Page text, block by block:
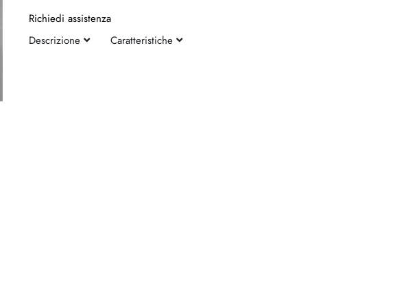
Richiedi assistenza
Descrizione
Caratteristiche